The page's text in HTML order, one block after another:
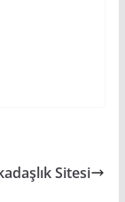
Sitesi